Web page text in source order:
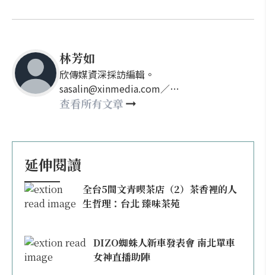
林芳如
欣傳媒資深採訪編輯。
sasalin@xinmedia.com／
happy21917@gmail.com
查看所有文章
延伸閱讀
全台5間文青喫茶店（2）茶香裡的人
生哲理：台北 臻味茶苑
DIZO蜘蛛人新車發表會 南北單車
女神直播助陣